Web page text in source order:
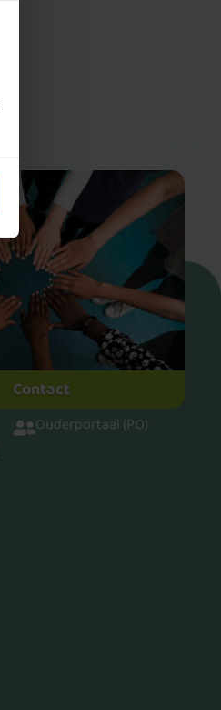
Contact
Ouderportaal (PO)